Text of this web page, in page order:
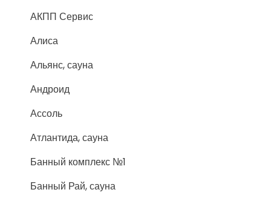
АКПП Сервис
Алиса
Альянс, сауна
Андроид
Ассоль
Атлантида, сауна
Банный комплекс №1
Банный Рай, сауна